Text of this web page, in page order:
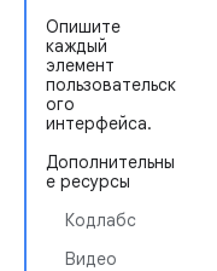
Опишите
каждый
элемент
пользовательск
ого
интерфейса.
Дополнительны
е ресурсы
Кодлабс
Видео